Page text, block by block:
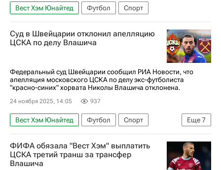
Вест Хэм Юнайтед Футбол Спорт
Суд в Швейцарии отклонил апелляцию
ЦСКА по делу Влашича
Федеральный суд Швейцарии сообщил РИА Новости, что
апелляция московского ЦСКА по делу экс-футболиста
"красно-синих" хорвата Николы Влашича отклонена.
24 ноября 2025, 14:05 937
Еще7
Вест Хэм Юнайтед Футбол
Спорт
Никола Влашич
ПФК ЦСКА
Международная федерация футбола (ФИФА)
РПЛ 2026-2027 (Чемпионат России по футболу)
ФИФА обязала "Вест Хэм" выплатить
ЦСКА третий транш за трансфер
Влашича